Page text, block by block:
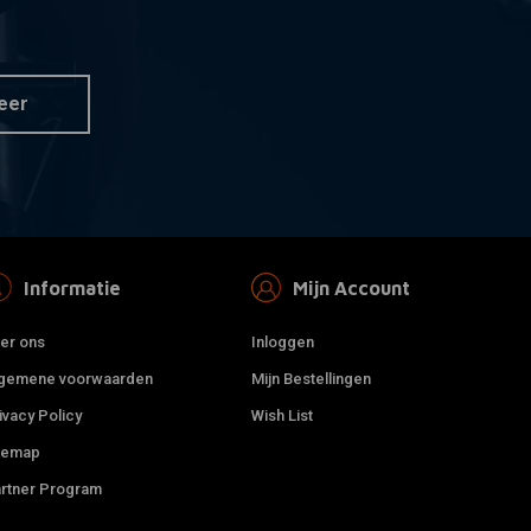
aan winkelwagen
aan winkelwagen
Informatie
ons
voorwaarden
Policy
Program
Mijn Account
Inloggen
Mijn Bestellingen
Wish List